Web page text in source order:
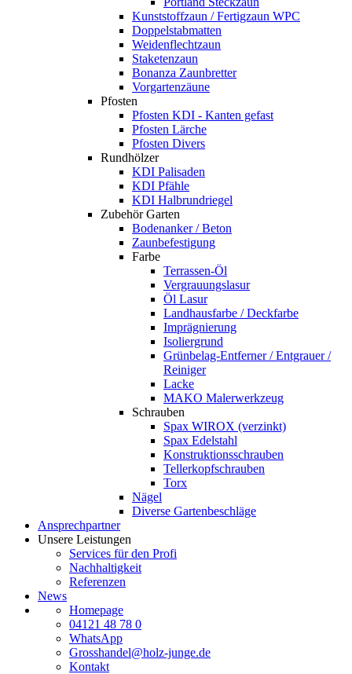
Kunststoffzaun / Fertigzaun WPC
Doppelstabmatten
Weidenflechtzaun
Staketenzaun
Bonanza Zaunbretter
Vorgartenzäune
Pfosten
Pfosten KDI - Kanten gefast
Pfosten Lärche
Pfosten Divers
Rundhölzer
KDI Palisaden
KDI Pfähle
KDI Halbrundriegel
Zubehör Garten
Bodenanker / Beton
Zaunbefestigung
Farbe
Terrassen-Öl
Vergrauungslasur
Öl Lasur
Landhausfarbe / Deckfarbe
Imprägnierung
Isoliergrund
Grünbelag-Entferner / Entgrauer /
Reiniger
Lacke
MAKO Malerwerkzeug
Schrauben
Spax WIROX (verzinkt)
Spax Edelstahl
Konstruktionsschrauben
Tellerkopfschrauben
Torx
Nägel
Diverse Gartenbeschläge
Ansprechpartner
Unsere Leistungen
Services für den Profi
Nachhaltigkeit
Referenzen
News
Homepage
04121 48 78 0
WhatsApp
Grosshandel@holz-junge.de
Kontakt